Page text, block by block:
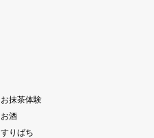
お抹茶体験
お酒
すりばち